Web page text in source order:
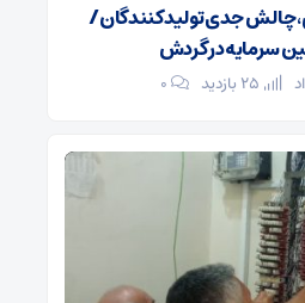
چالش جدی تولیدکنندگان /
سرمایه در گردش
۰